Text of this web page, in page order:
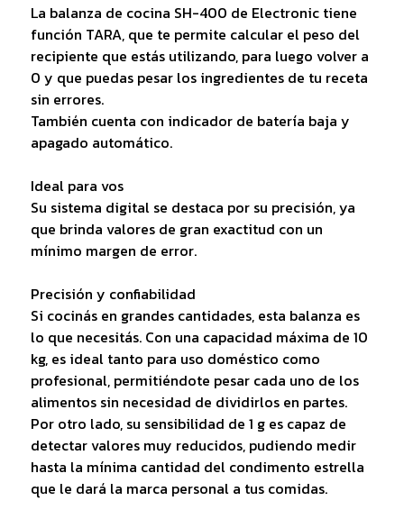
La balanza de cocina SH-400 de Electronic tiene
función TARA, que te permite calcular el peso del
recipiente que estás utilizando, para luego volver a
0 y que puedas pesar los ingredientes de tu receta
sin errores.
También cuenta con indicador de batería baja y
apagado automático.
Ideal para vos
Su sistema digital se destaca por su precisión, ya
que brinda valores de gran exactitud con un
mínimo margen de error.
Precisión y confiabilidad
Si cocinás en grandes cantidades, esta balanza es
lo que necesitás. Con una capacidad máxima de 10
kg, es ideal tanto para uso doméstico como
profesional, permitiéndote pesar cada uno de los
alimentos sin necesidad de dividirlos en partes.
Por otro lado, su sensibilidad de 1 g es capaz de
detectar valores muy reducidos, pudiendo medir
hasta la mínima cantidad del condimento estrella
que le dará la marca personal a tus comidas.